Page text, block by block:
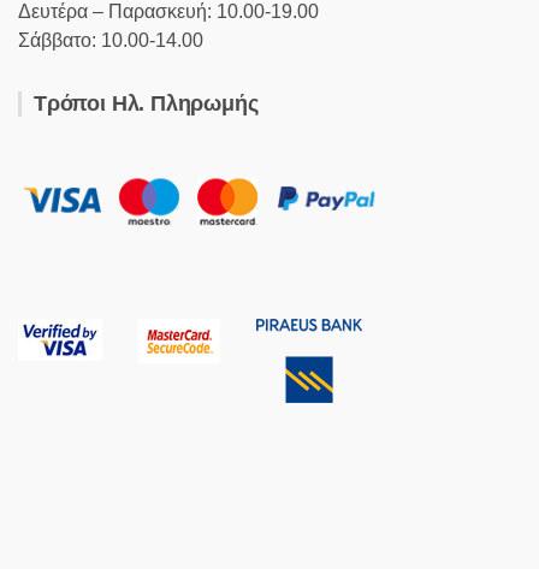
Δευτέρα – Παρασκευή: 10.00-19.00
Σάββατο: 10.00-14.00
Τρόποι Ηλ. Πληρωμής